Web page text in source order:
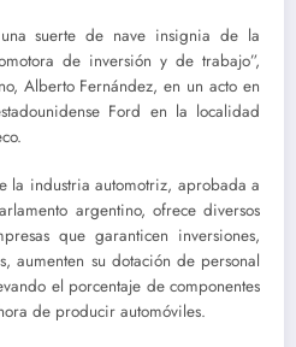
suerte de nave insignia de la
de inversión y de trabajo”,
Alberto Fernández, en un acto en
Ford en la localidad
la industria automotriz, aprobada a
argentino, ofrece diversos
que garanticen inversiones,
aumenten su dotación de personal
el porcentaje de componentes
de producir automóviles.